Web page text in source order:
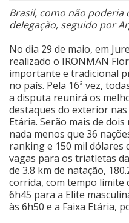
Guia de Serviços
Anuncie
Cinema
Agenda Cultural
Anuncie
Brasil, como não poderia
delegação, seguido por
No dia 29 de maio, em
realizado o IRONMAN
importante e tradicional
no país. Pela 16ª vez,
a disputa reunirá os
destaques do exterior
Etária. Serão mais de
nada menos que 36
ranking e 150 mil dólares
vagas para os triatletas
de 3.8 km de natação,
corrida, com tempo limite
6h45 para a Elite
às 6h50 e a Faixa Etária,